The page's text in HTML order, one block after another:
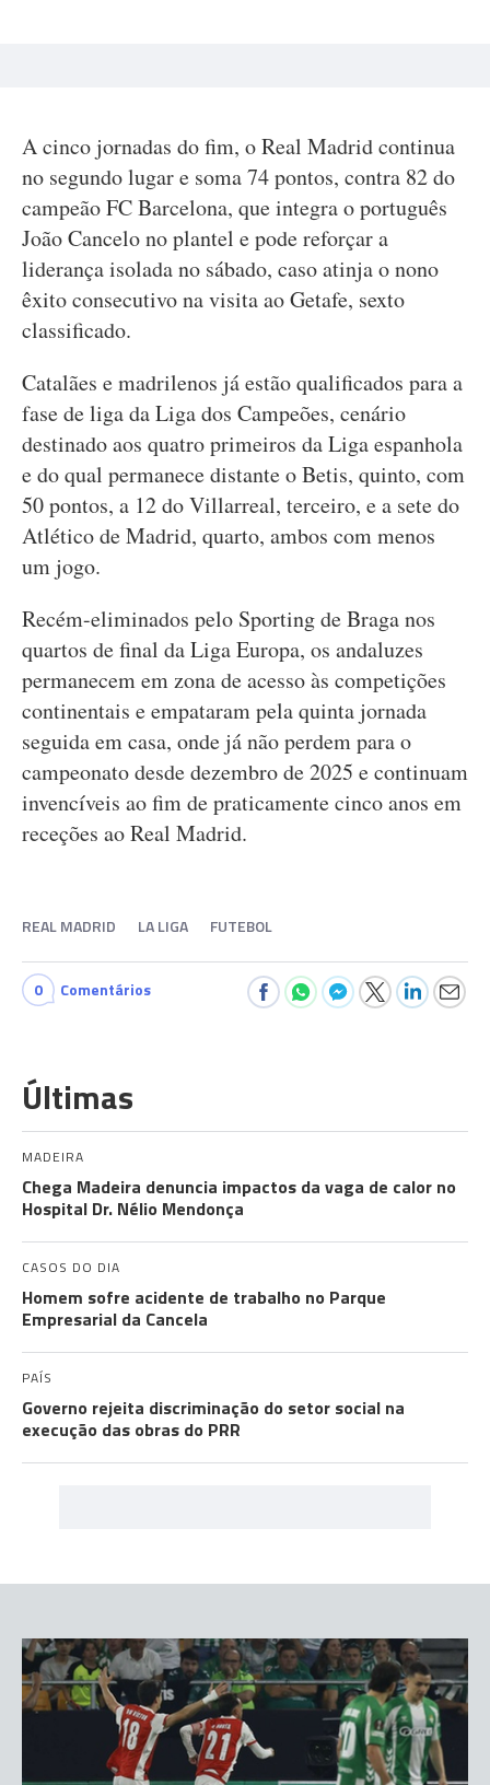
A cinco jornadas do fim, o Real Madrid continua
no segundo lugar e soma 74 pontos, contra 82 do
campeão FC Barcelona, que integra o português
João Cancelo no plantel e pode reforçar a
liderança isolada no sábado, caso atinja o nono
êxito consecutivo na visita ao Getafe, sexto
classificado.
Catalães e madrilenos já estão qualificados para a
fase de liga da Liga dos Campeões, cenário
destinado aos quatro primeiros da Liga espanhola
e do qual permanece distante o Betis, quinto, com
50 pontos, a 12 do Villarreal, terceiro, e a sete do
Atlético de Madrid, quarto, ambos com menos
um jogo.
Recém-eliminados pelo Sporting de Braga nos
quartos de final da Liga Europa, os andaluzes
permanecem em zona de acesso às competições
continentais e empataram pela quinta jornada
seguida em casa, onde já não perdem para o
campeonato desde dezembro de 2025 e continuam
invencíveis ao fim de praticamente cinco anos em
receções ao Real Madrid.
REAL MADRID LA LIGA FUTEBOL
0 Comentários
Últimas
MADEIRA
Chega Madeira denuncia impactos da vaga de calor no
Hospital Dr. Nélio Mendonça
CASOS DO DIA
Homem sofre acidente de trabalho no Parque
Empresarial da Cancela
PAÍS
Governo rejeita discriminação do setor social na
execução das obras do PRR